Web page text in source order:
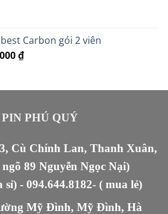
Carbon gói 2 viên
₫.
₫Giá
là:
PHÚ QUÝ
Cù Chính Lan, Thanh Xuân,
89 Nguyễn Ngọc Nại)
sỉ) - 094.644.8182- ( mua lẻ)
Mỹ Đình, Mỹ Đình, Hà